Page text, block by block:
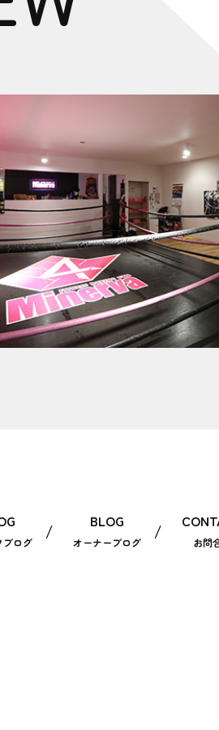
ブログ
BLOG
オーナーブログ お問